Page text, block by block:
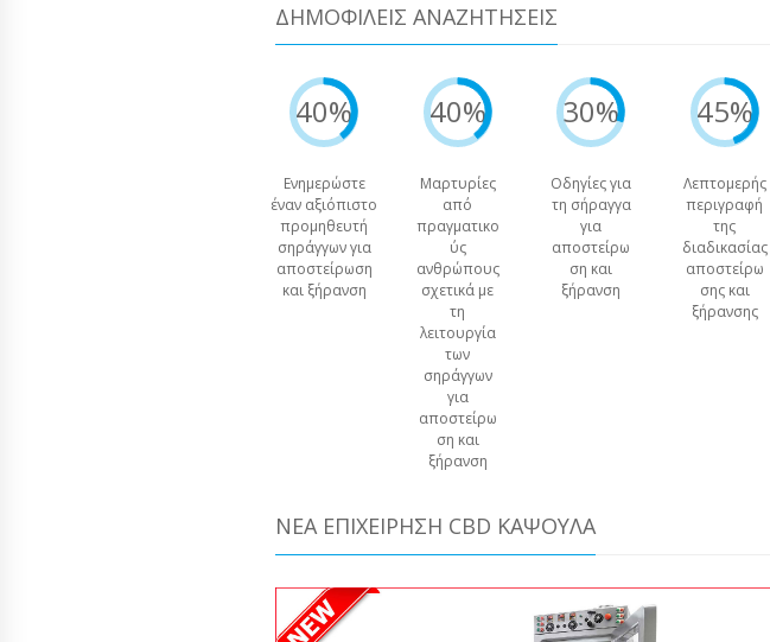
ΔΗΜΟΦΙΛΕΊΣ ΑΝΑΖΗΤΉΣΕΙΣ
40%
Ενημερώστε
έναν αξιόπιστο
προμηθευτή
σηράγγων για
αποστείρωση
και ξήρανση
40%
Μαρτυρίες
από
πραγματικο
ύς
ανθρώπους
σχετικά με
τη
λειτουργία
των
σηράγγων
για
αποστείρω
ση και
ξήρανση
30%
Οδηγίες για
τη σήραγγα
για
αποστείρω
ση και
ξήρανση
45%
Λεπτομερής
περιγραφή
της
διαδικασίας
αποστείρω
σης και
ξήρανσης
ΝΈΑ ΕΠΙΧΕΊΡΗΣΗ CBD ΚΆΨΟΥΛΑ